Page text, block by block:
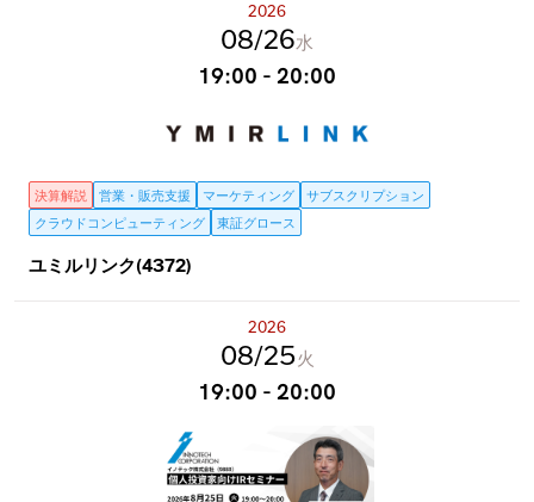
2026
08 26水
19:00 - 20:00
決算解説 営業・販売支援 マーケティング
サブスクリプション
クラウドコンピューティング
東証グロース
ユミルリンク(4372)
2026
08 25火
19:00 - 20:00